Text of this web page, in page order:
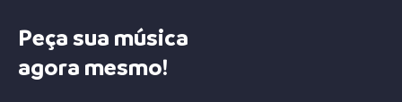
Peça sua música
agora mesmo!